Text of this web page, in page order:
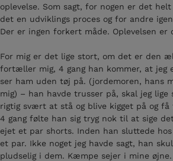
oplevelse. Som sagt, for nogen er det
det en udviklings proces og for andre
Der er ingen forkert måde. Oplevelsen er
For mig er det lige stort, om det er den
fortæller mig, 4 gang han kommer, at jeg
ser ham uden tøj på. (jordemoren, hans
mig) – han havde trusser på, skal jeg
rigtig svært at stå og blive kigget på og få
4 gang følte han sig tryg nok til at sige
ejet et par shorts. Inden han sluttede
et par. Ikke noget jeg havde sagt, han
pludselig i dem. Kæmpe sejer i mine øjne.